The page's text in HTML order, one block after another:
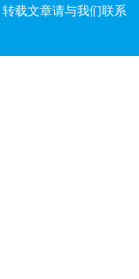
载文章请与我们联系